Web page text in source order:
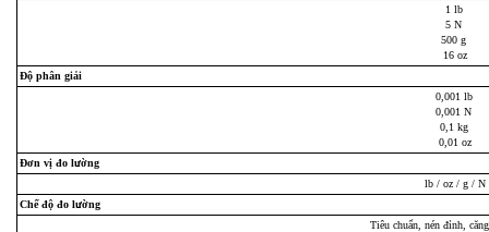
1 lb
5 N
500 g
16 oz
Độ phân giải
0,001 lb
0,001 N
0,1 kg
0,01 oz
Đơn vị đo lường
lb / oz / g / N
Chế độ đo lường
Tiêu chuẩn, nén đỉnh,